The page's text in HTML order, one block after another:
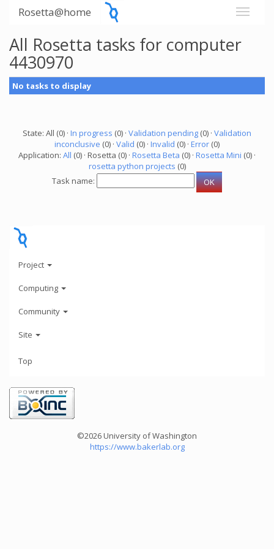
Rosetta@home
All Rosetta tasks for computer
4430970
No tasks to display
State: All (0) · In progress (0) · Validation pending (0) · Validation
inconclusive (0) · Valid (0) · Invalid (0) · Error (0)
Application: All (0) · Rosetta (0) · Rosetta Beta (0) · Rosetta Mini (0) ·
rosetta python projects (0)
Task name:
Project
Computing
Community
Site
Top
©2026 University of Washington
https://www.bakerlab.org